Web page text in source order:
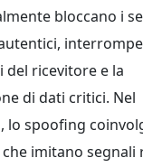
bloccano i
del ricevitore e la
di dati critici. Nel
lo spoofing
che imitano segnali